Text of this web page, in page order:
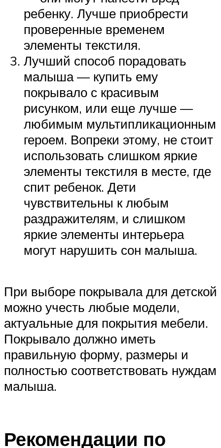
ребенку. Лучше приобрести
проверенные временем
элементы текстиля.
Лучший способ порадовать
малыша — купить ему
покрывало с красивым
рисунком, или еще лучше —
любимым мультипликационным
героем. Вопреки этому, не стоит
использовать слишком яркие
элементы текстиля в месте, где
спит ребенок. Дети
чувствительны к любым
раздражителям, и слишком
яркие элементы интерьера
могут нарушить сон малыша.
При выборе покрывала для детской
можно учесть любые модели,
актуальные для покрытия мебели.
Покрывало должно иметь
правильную форму, размеры и
полностью соответствовать нуждам
малыша.
Рекомендации по